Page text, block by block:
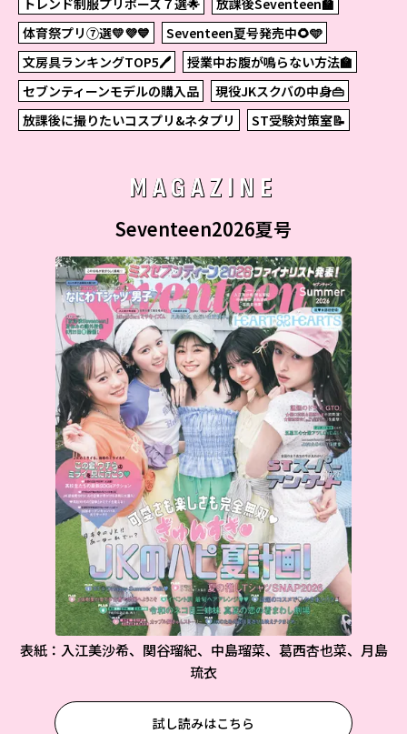
体育祭プリ⑦選💛💜💙
Seventeen夏号発売中🌻🩵
文房具ランキングTOP5🖊
授業中お腹が鳴らない方法🏫
セブンティーンモデルの購入品
現役JKスクバの中身👜
放課後に撮りたいコスプリ&ネタプリ
ST受験対策室📝
MAGAZINE
Seventeen2026夏号
表紙：入江美沙希、関谷瑠紀、中島瑠菜、葛西杏也菜、月島
琉衣
試し読みはこちら